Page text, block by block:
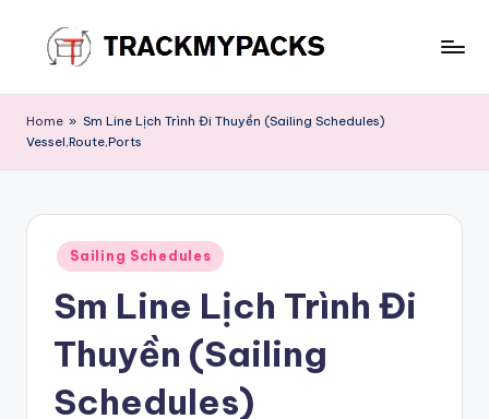
content
r
a
M
P
Home » Sm Line Lịch Trình Đi Thuyền (Sailing Schedules)
Vessel,Route,Ports
Posted
in
Sailing Schedules
Sm Line Lịch Trình Đi
Thuyền (Sailing
Schedules)